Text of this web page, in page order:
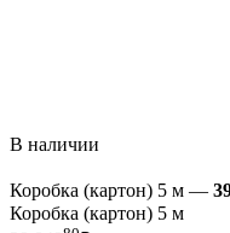
В наличии
Коробка (картон) 5 м —
Коробка (картон) 5 м